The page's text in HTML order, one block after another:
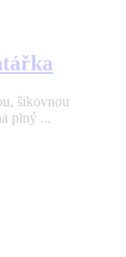
šikovnou
plný ...